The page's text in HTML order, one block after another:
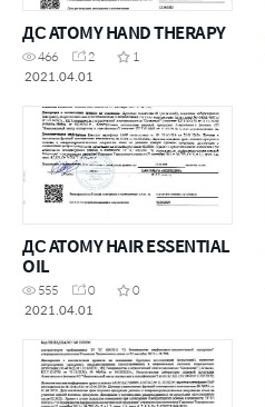
ДС ATOMY HAND THERAPY
466 2
1
2021.04.01
ДС ATOMY HAIR ESSENTIAL
OIL
555 0
0
2021.04.01